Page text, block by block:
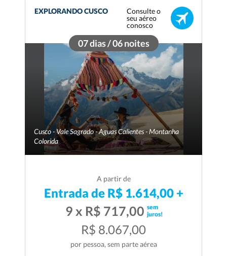
EXPLORANDO CUSCO
Consulte o
seu aéreo
conosco
07 dias / 06 noites
Cusco - Vale Sagrado - Aguas Calientes - Montanha
Colorida
A partir de
Entrada de R$ 1.614,00 +
9 x R$ 717,00 sem
juros!
R$ 8.067,00
por pessoa, sem parte aérea